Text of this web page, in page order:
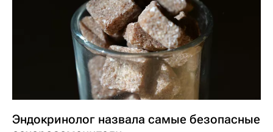
Эндокринолог назвала самые безопасные